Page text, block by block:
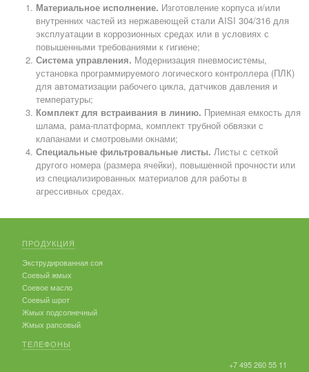
Материальное исполнение. Изготовление корпуса и/или
внутренних частей из нержавеющей стали AISI 304/316 для
эксплуатации в коррозионных средах или в условиях с
повышенными требованиями к гигиене;
Система управления. Модернизация пневмосистемы,
установка программируемого логического контроллера (ПЛК)
для автоматизации рабочего цикла, датчиков давления и
температуры;
Комплект для встраивания в линию. Приемная емкость для
шлама, рама-платформа, комплект трубной обвязки с
клапанами и смотровыми окнами;
Специальные фильтровальные листы. Листы с сеткой
другого номера (размера ячейки), повышенной прочности или
из специализированных материалов для работы в
агрессивных средах.
ПРОДУКЦИЯ
Экструдированная соя
Соевый жмых
Соевое масло
Соевый шрот
Жмых подсолнечный
Жмых рапсовый
ТЕЛЕФОНЫ
+7 495 260 55 11